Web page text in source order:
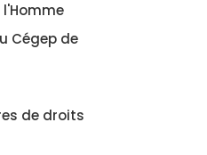
l'Homme
Cégep de
de droits